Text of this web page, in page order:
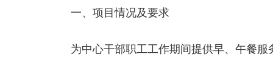
一、项目情况及要求
为中心干部职工工作期间提供早、午餐服